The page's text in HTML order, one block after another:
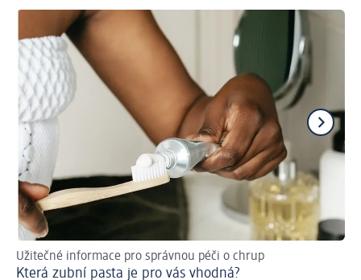
Užitečné informace pro správnou péči o chrup
Která zubní pasta je pro vás vhodná?